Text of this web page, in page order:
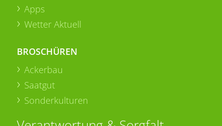
Apps
Wetter Aktuell
BROSCHÜREN
Ackerbau
Saatgut
Sonderkulturen